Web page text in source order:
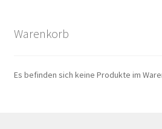
Warenkorb
Es befinden sich keine Produkte im